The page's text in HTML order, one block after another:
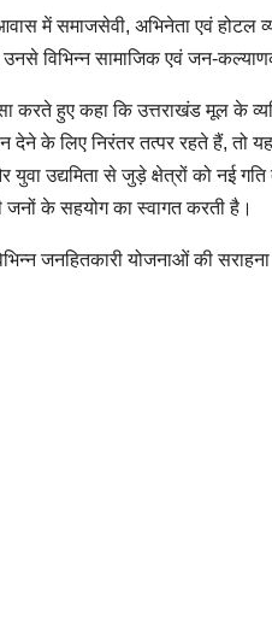
में समाजसेवी, अभिनेता एवं होटल
विभिन्न सामाजिक एवं जन-
करते हुए कहा कि उत्तराखंड मूल के
के लिए निरंतर तत्पर रहते हैं, तो
उद्यमिता से जुड़े क्षेत्रों को नई
जनों के सहयोग का स्वागत करती है।
जनहितकारी योजनाओं की